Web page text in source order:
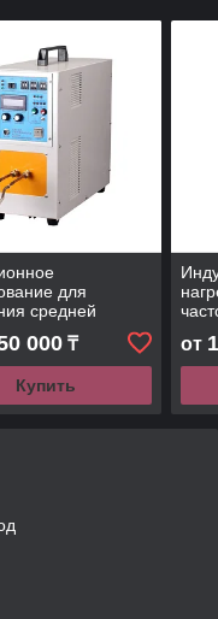
для
средней
000₸
Купить
от